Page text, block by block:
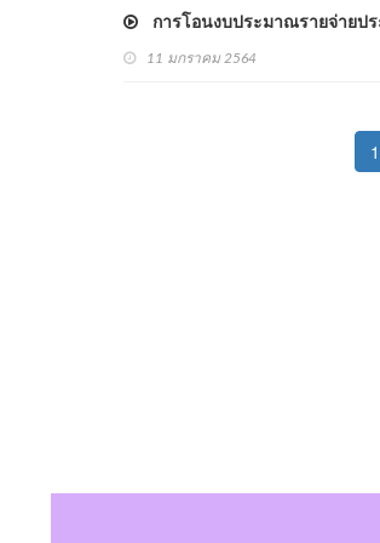
การโอนงบประมาณรายจ่ายปร
11 มกราคม 2564
1